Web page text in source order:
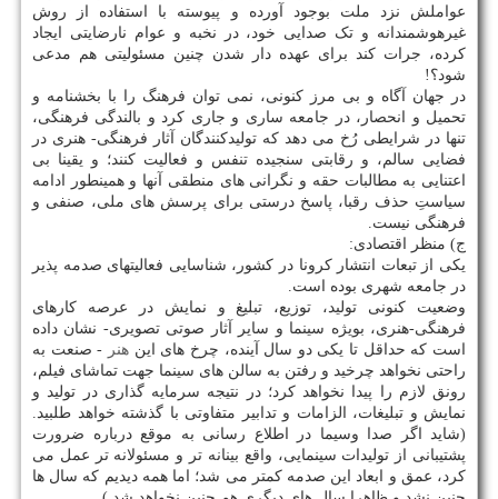
عواملش نزد ملت بوجود آورده و پیوسته با استفاده از روش
غیرهوشمندانه و تک صدایی خود، در نخبه و عوام نارضایتی ایجاد
کرده، جرات کند برای عهده دار شدن چنین مسئولیتی هم مدعی
شود؟!
در جهان آگاه و بی مرز کنونی، نمی توان فرهنگ را با بخشنامه و
تحمیل و انحصار، در جامعه ساری و جاری کرد و بالندگی فرهنگی،
تنها در شرایطی رُخ می ‏دهد که تولیدکنندگان آثار فرهنگی- هنری در
فضایی سالم، و رقابتی سنجیده تنفس و فعالیت کنند؛ و یقینا بی
اعتنایی به مطالبات حقه و نگرانی های منطقی آنها و همینطور ادامه
سیاستِ حذف رقبا، پاسخ درستی برای پرسش های ملی، صنفی و
فرهنگی نیست.
ج) منظر اقتصادی:
یکی از تبعات انتشار کرونا در کشور، شناسایی فعالیتهای صدمه پذیر
در جامعه شهری بوده است.
وضعیت کنونی تولید، توزیع، تبلیغ و نمایش در عرصه کارهای
فرهنگی-هنری، بویژه سینما و سایر آثار صوتی تصویری- نشان داده
است که حداقل تا یکی دو سال آینده، چرخ های اینهنر - صنعت به
راحتی نخواهد چرخید و رفتن به سالن های سینما جهت تماشای فیلم،
رونق لازم را پیدا نخواهد کرد؛ در نتیجه سرمایه گذاری در تولید و
نمایش و تبلیغات، الزامات و تدابیر متفاوتی با گذشته خواهد طلبید.
(شاید اگر صدا وسیما در اطلاع رسانی به موقع درباره ضرورت
پشتیبانی از تولیدات سینمایی، واقع بینانه تر و مسئولانه تر عمل می
کرد، عمق و ابعاد این صدمه کمتر می شد؛ اما همه دیدیم که سال ها